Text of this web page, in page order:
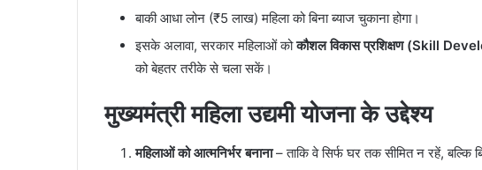
बाकी आधा लोन (₹5 लाख) महिला को बिना ब्याज चुकाना होगा।
इसके अलावा, सरकार महिलाओं कोकौशल विकास प्रशिक्षण (Skill
को बेहतर तरीके से चला सकें।
मुख्यमंत्री महिला उद्यमी योजना के उद्देश्य
महिलाओं को आत्मनिर्भर बनाना– ताकि वे सिर्फ घर तक सीमित न रहें,